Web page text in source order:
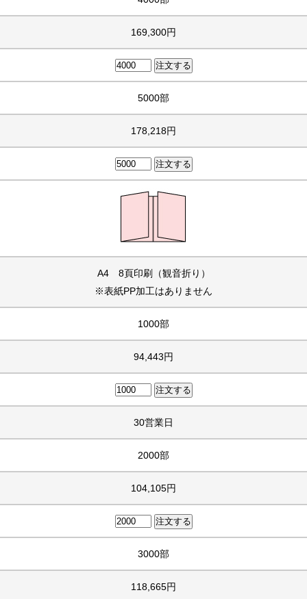
169,300円
5000部
178,218円
A4 8頁印刷（観音折り）
※表紙PP加工はありません
1000部
94,443円
30営業日
2000部
104,105円
3000部
118,665円